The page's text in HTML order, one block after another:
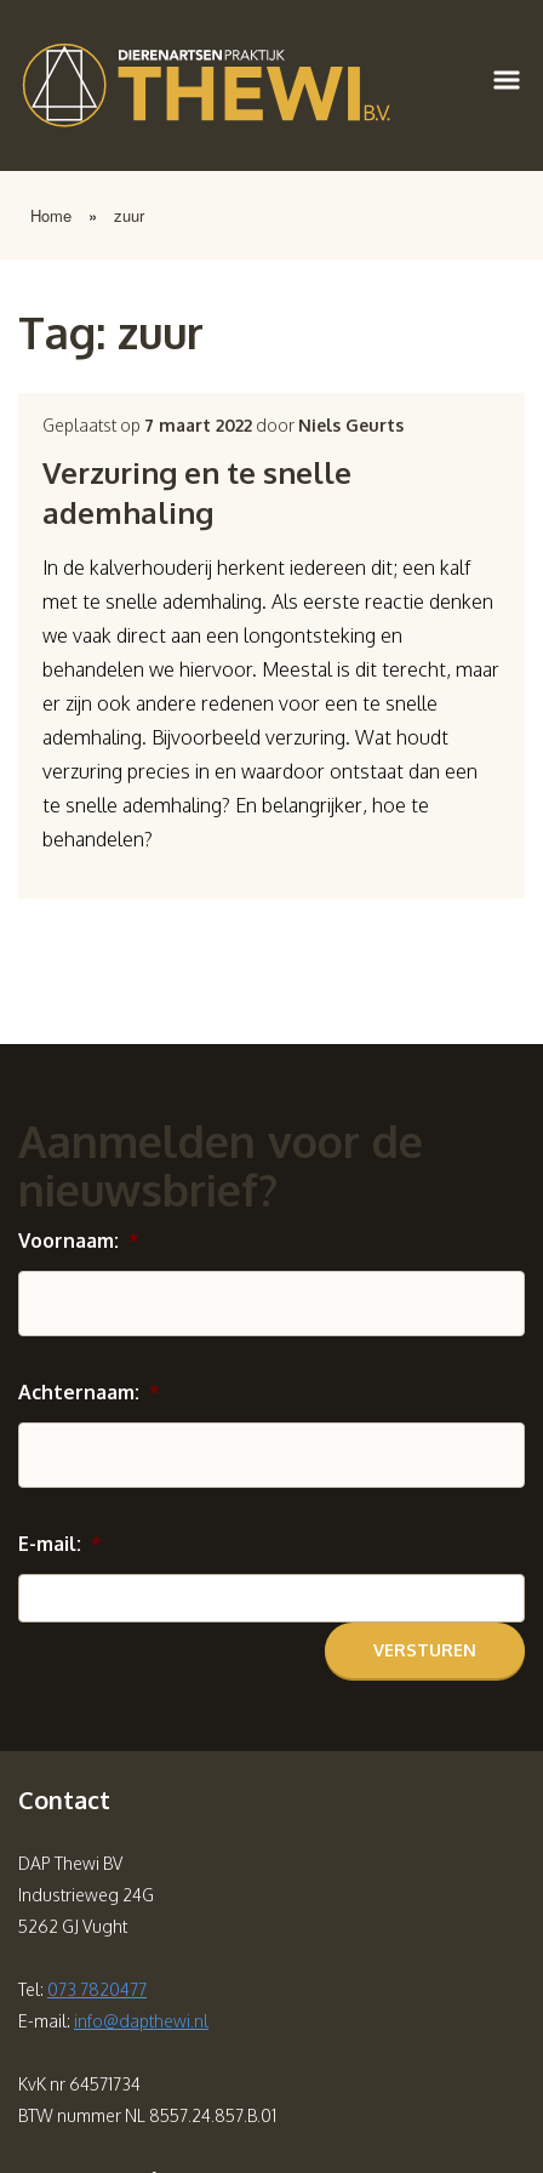
Home » zuur
Tag: zuur
Geplaatst op 7 maart 2022 door Niels Geurts
Verzuring en te snelle
ademhaling
In de kalverhouderij herkent iedereen dit; een kalf
met te snelle ademhaling. Als eerste reactie denken
we vaak direct aan een longontsteking en
behandelen we hiervoor. Meestal is dit terecht, maar
er zijn ook andere redenen voor een te snelle
ademhaling. Bijvoorbeeld verzuring. Wat houdt
verzuring precies in en waardoor ontstaat dan een
te snelle ademhaling? En belangrijker, hoe te
behandelen?
Aanmelden voor de
nieuwsbrief?
Voornaam: *
Achternaam: *
E-mail: *
Contact
DAP Thewi BV
Industrieweg 24G
5262 GJ Vught
Tel: 073 7820477
E-mail: info@dapthewi.nl
KvK nr 64571734
BTW nummer NL 8557.24.857.B.01